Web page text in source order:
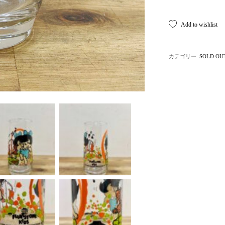
Add to wishlist
カテゴリー: SOLD